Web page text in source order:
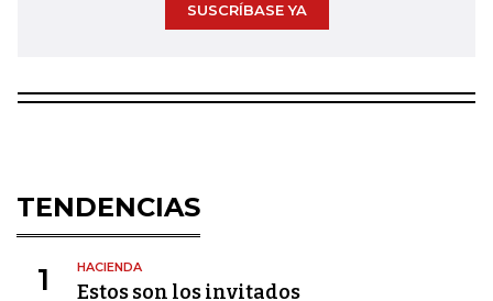
SUSCRÍBASE YA
TENDENCIAS
1 HACIENDA
Estos son los invitados